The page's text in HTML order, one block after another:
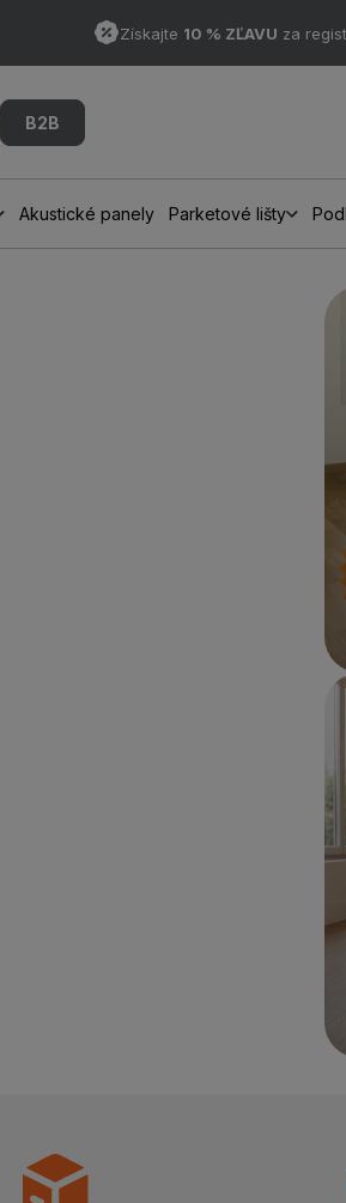
Získajte 10 % ZĽAVU za
B2B
Akustické panely Parketové lišty